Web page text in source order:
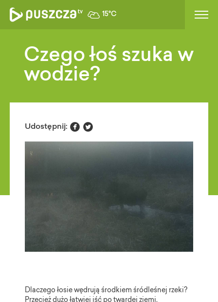
15°C
Czego łoś szuka w
wodzie?
Udostępnij:  
Dlaczego łosie wędrują środkiem śródleśnej rzeki?
Przecież dużo łatwiej iść po twardej ziemi.